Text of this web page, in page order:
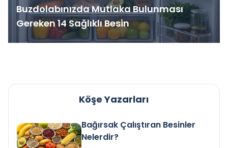
Buzdolabınızda Mutlaka Bulunması
Gereken 14 Sağlıklı Besin
Köşe Yazarları
Bağırsak Çalıştıran Besinler
Nelerdir?